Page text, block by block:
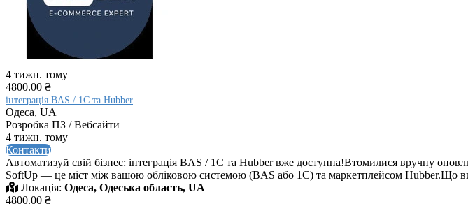
4 тижн. тому
4800.00 ₴
інтеграція BAS / 1С та Hubber
Одеса, UA
Розробка ПЗ / Вебсайти
4 тижн. тому
Контакти
Автоматизуй свій бізнес: інтеграція BAS / 1С та Hubber вже доступна!Втомилися вручну
SoftUp — це міст між вашою обліковою системою (BAS або 1С) та маркетплейсом Hubber.Що
Локація: Одеса, Одеська область, UA
4800.00 ₴